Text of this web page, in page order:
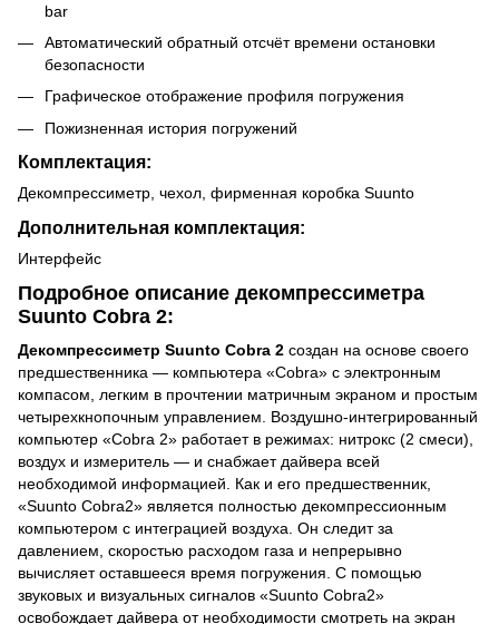
bar
Автоматический обратный отсчёт времени остановки
безопасности
Графическое отображение профиля погружения
Пожизненная история погружений
Комплектация:
Декомпрессиметр, чехол, фирменная коробка Suunto
Дополнительная комплектация:
Интерфейс
Подробное описание декомпрессиметра
Suunto Cobra 2:
Декомпрессиметр Suunto Cobra 2 создан на основе своего
предшественника — компьютера «Cobra» с электронным
компасом, легким в прочтении матричным экраном и простым
четырехкнопочным управлением. Воздушно-интегрированный
компьютер «Cobra 2» работает в режимах: нитрокс (2 смеси),
воздух и измеритель — и снабжает дайвера всей
необходимой информацией. Как и его предшественник,
«Suunto Cobra2» является полностью декомпрессионным
компьютером с интеграцией воздуха. Он следит за
давлением, скоростью расходом газа и непрерывно
вычисляет оставшееся время погружения. С помощью
звуковых и визуальных сигналов «Suunto Cobra2»
освобождает дайвера от необходимости смотреть на экран